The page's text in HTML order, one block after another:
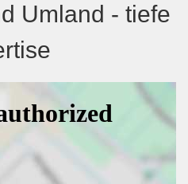
Umland - tiefe